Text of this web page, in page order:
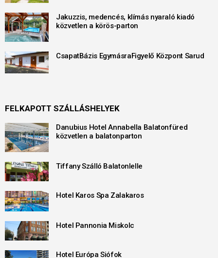
Jakuzzis, medencés, klímás nyaraló kiadó
közvetlen a körös-parton
CsapatBázis EgymásraFigyelő Központ Sarud
FELKAPOTT SZÁLLÁSHELYEK
Danubius Hotel Annabella Balatonfüred
közvetlen a balatonparton
Tiffany Szálló Balatonlelle
Hotel Karos Spa Zalakaros
Hotel Pannonia Miskolc
Hotel Európa Siófok